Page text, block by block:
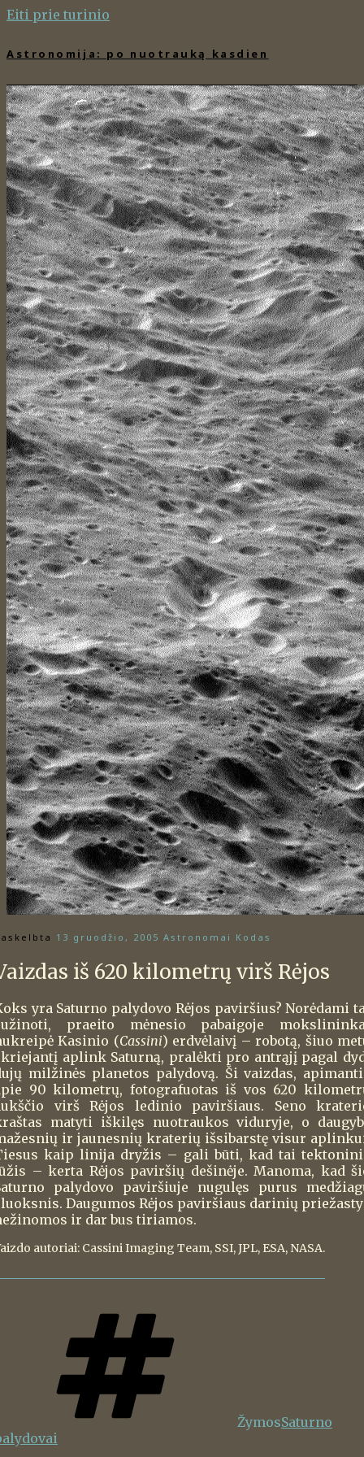
Eiti prie turinio
Astronomija: po nuotrauką kasdien
13 gruodžio, 2005 Astronomai Kodas
iš 620 kilometrų virš Rėjos
yra Saturno palydovo Rėjos paviršius? Norėdami
praeito mėnesio pabaigoje
Kasinio (Cassini) erdvėlaivį – robotą, šiuo
aplink Saturną, pralėkti pro antrąjį pagal
milžinės planetos palydovą. Ši vaizdas,
90 kilometrų, fotografuotas iš vos 620
virš Rėjos ledinio paviršiaus. Seno
matyti iškilęs nuotraukos viduryje, o
ir jaunesnių kraterių išsibarstę visur
kaip linija dryžis – gali būti, kad tai
– kerta Rėjos paviršių dešinėje. Manoma, kad
palydovo paviršiuje nugulęs purus
Daugumos Rėjos paviršiaus darinių
ir dar bus tiriamos.
autoriai: Cassini Imaging Team, SSI, JPL, ESA, NASA.
ŽymosSaturno